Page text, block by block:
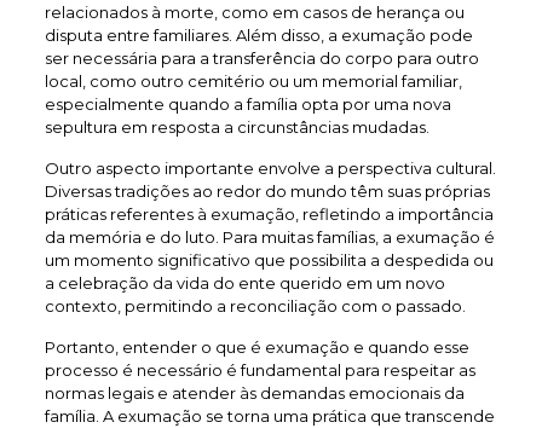
relacionados à morte, como em casos de herança ou
disputa entre familiares. Além disso, a exumação pode
ser necessária para a transferência do corpo para outro
local, como outro cemitério ou um memorial familiar,
especialmente quando a família opta por uma nova
sepultura em resposta a circunstâncias mudadas.
Outro aspecto importante envolve a perspectiva cultural.
Diversas tradições ao redor do mundo têm suas próprias
práticas referentes à exumação, refletindo a importância
da memória e do luto. Para muitas famílias, a exumação é
um momento significativo que possibilita a despedida ou
a celebração da vida do ente querido em um novo
contexto, permitindo a reconciliação com o passado.
Portanto, entender o que é exumação e quando esse
processo é necessário é fundamental para respeitar as
normas legais e atender às demandas emocionais da
família. A exumação se torna uma prática que transcende